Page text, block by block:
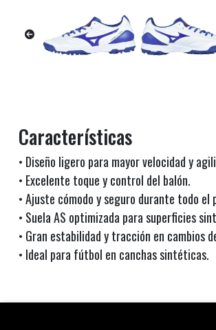
Características
• Diseño ligero para mayor velocidad y
• Excelente toque y control del balón.
• Ajuste cómodo y seguro durante todo el
• Suela AS optimizada para superficies
• Gran estabilidad y tracción en cambios
• Ideal para fútbol en canchas sintéticas.